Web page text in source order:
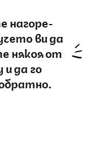
нагоре-
ви да
някоя от
да го